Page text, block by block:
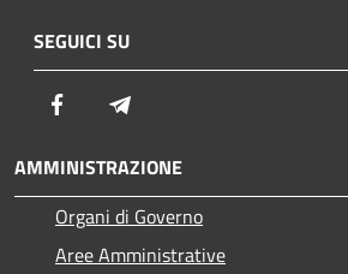
SEGUICI SU
Facebook
AMMINISTRAZIONE
Organi di Governo
Aree Amministrative